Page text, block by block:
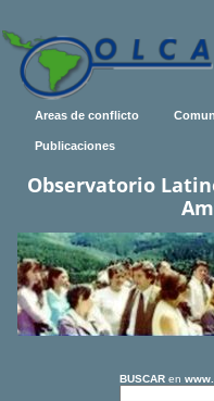
Areas de conflicto
Publicaciones
Observatorio
BUSCAR en